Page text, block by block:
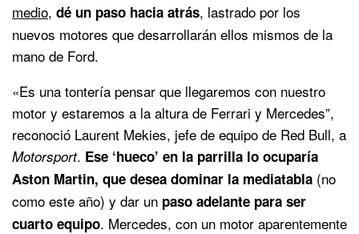
medio, dé un paso hacia atrás, lastrado por los
nuevos motores que desarrollarán ellos mismos de la
mano de Ford.
«Es una tontería pensar que llegaremos con nuestro
motor y estaremos a la altura de Ferrari y Mercedes”,
reconoció Laurent Mekies, jefe de equipo de Red Bull, a
Motorsport. Ese ‘hueco’ en la parrilla lo ocuparía
Aston Martin, que desea dominar la mediatabla (no
como este año) y dar un paso adelante para ser
cuarto equipo. Mercedes, con un motor aparentemente